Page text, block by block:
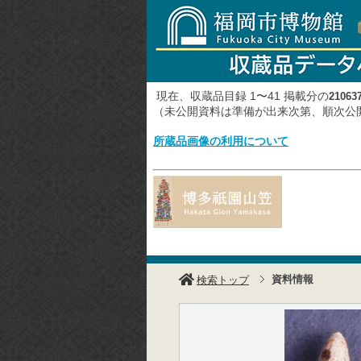
現在、収蔵品目録 1〜41 掲載分の
（未公開資料は準備が出来次第、順次
所蔵品画像の利用について
検索トップ 資料情報